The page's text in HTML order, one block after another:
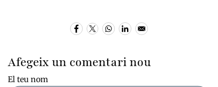
Afegeix un comentari nou
El teu nom